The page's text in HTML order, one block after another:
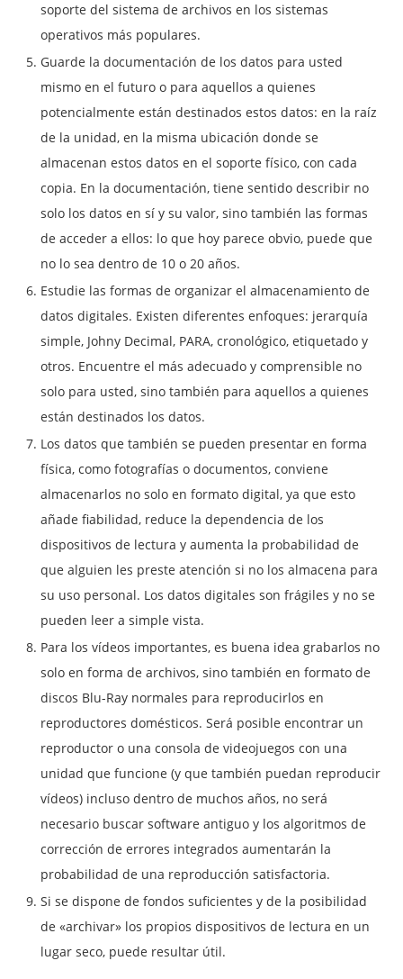
soporte del sistema de archivos en los sistemas
operativos más populares.
Guarde la documentación de los datos para usted
mismo en el futuro o para aquellos a quienes
potencialmente están destinados estos datos: en la raíz
de la unidad, en la misma ubicación donde se
almacenan estos datos en el soporte físico, con cada
copia. En la documentación, tiene sentido describir no
solo los datos en sí y su valor, sino también las formas
de acceder a ellos: lo que hoy parece obvio, puede que
no lo sea dentro de 10 o 20 años.
Estudie las formas de organizar el almacenamiento de
datos digitales. Existen diferentes enfoques: jerarquía
simple, Johny Decimal, PARA, cronológico, etiquetado y
otros. Encuentre el más adecuado y comprensible no
solo para usted, sino también para aquellos a quienes
están destinados los datos.
Los datos que también se pueden presentar en forma
física, como fotografías o documentos, conviene
almacenarlos no solo en formato digital, ya que esto
añade fiabilidad, reduce la dependencia de los
dispositivos de lectura y aumenta la probabilidad de
que alguien les preste atención si no los almacena para
su uso personal. Los datos digitales son frágiles y no se
pueden leer a simple vista.
Para los vídeos importantes, es buena idea grabarlos no
solo en forma de archivos, sino también en formato de
discos Blu-Ray normales para reproducirlos en
reproductores domésticos. Será posible encontrar un
reproductor o una consola de videojuegos con una
unidad que funcione (y que también puedan reproducir
vídeos) incluso dentro de muchos años, no será
necesario buscar software antiguo y los algoritmos de
corrección de errores integrados aumentarán la
probabilidad de una reproducción satisfactoria.
Si se dispone de fondos suficientes y de la posibilidad
de «archivar» los propios dispositivos de lectura en un
lugar seco, puede resultar útil.